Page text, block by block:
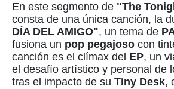
En este segmento de "The
consta de una única canción, la
DÍA DEL AMIGO", un tema de
fusiona un pop pegajoso con
canción es el clímax del EP, un
el desafío artístico y personal de
tras el impacto de su Tiny Desk,